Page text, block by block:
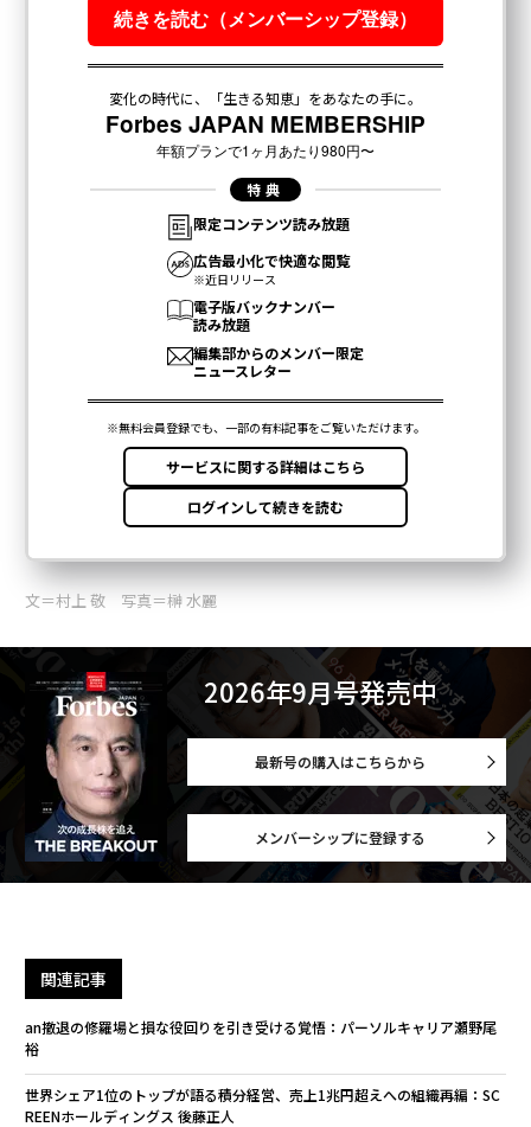
文＝村上 敬 写真＝榊 水麗
2026年9月号発売中
最新号の購入はこちらから
メンバーシップに登録する
関連記事
an撤退の修羅場と損な役回りを引き受ける覚悟：パーソルキャリア瀬野尾
裕
世界シェア1位のトップが語る積分経営、売上1兆円超えへの組織再編：SC
REENホールディングス 後藤正人